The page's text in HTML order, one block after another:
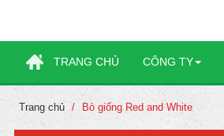
TRANG CHỦ CÔNG TY
Trang chủ Bò giống Red and White